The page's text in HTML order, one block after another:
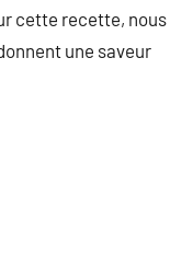
cette recette, nous
une saveur